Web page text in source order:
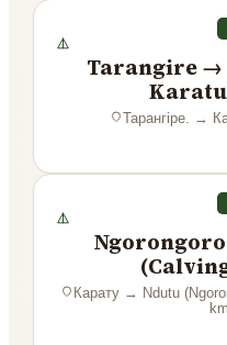
Tarangire →
Тарангіре. →
Карату→ Ndutu
km